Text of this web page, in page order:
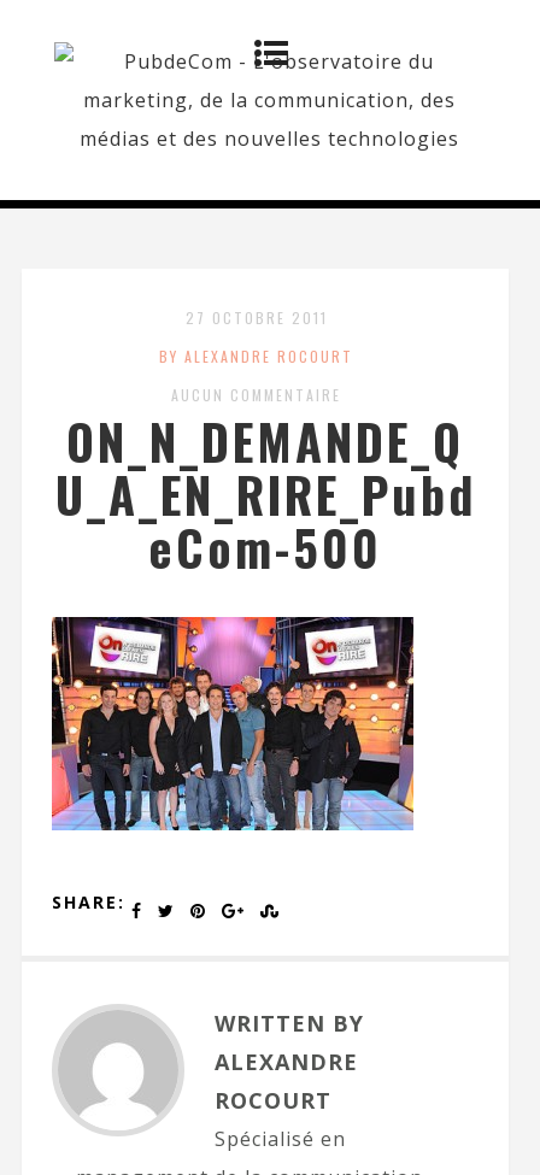
27 OCTOBRE 2011
BY ALEXANDRE ROCOURT
AUCUN COMMENTAIRE
ON_N_DEMANDE_Q
U_A_EN_RIRE_Pubd
eCom-500
SHARE:
WRITTEN BY
ALEXANDRE
ROCOURT
Spécialisé en